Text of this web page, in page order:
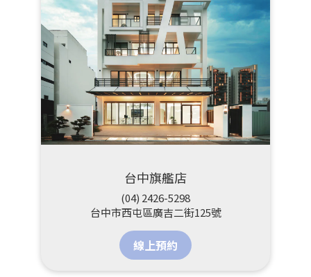
台中旗艦店
(04) 2426-5298
台中市西屯區廣吉二街125號
線上預約